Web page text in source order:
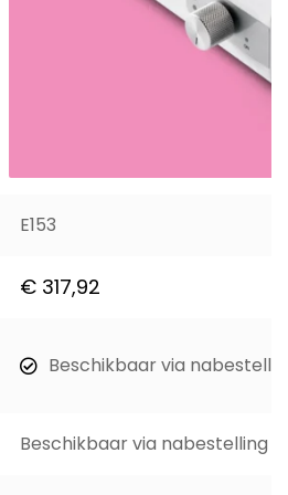
E153
€ 317,92
Beschikbaar via
Beschikbaar via nabestelling